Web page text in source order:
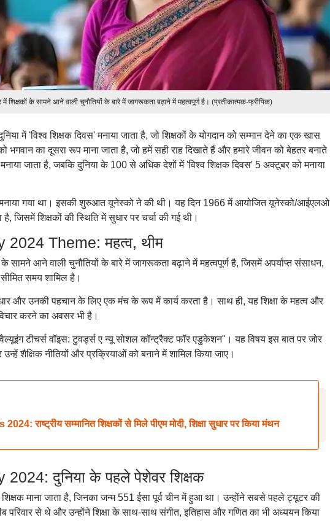
में शिक्षकों के सामने आने वाली चुनौतियों के बारे में जागरूकता बढ़ाने में महत्वपूर्ण है। (प्रतीकात्मक-फ्रीपिक)
में 'विश्व शिक्षक दिवस' मनाया जाता है, जो शिक्षकों के योगदान को सम्मान देने का एक खास
भगवान का दूसरा रूप माना जाता है, जो हमें सही राह दिखाते हैं और हमारे जीवन को बेहतर बनाते
जाता है, जबकि दुनिया के 100 से अधिक देशों में 'विश्व शिक्षक दिवस' 5 अक्टूबर को मनाया
मनाया गया था। इसकी शुरुआत यूनेस्को ने की थी। यह दिन 1966 में आयोजित यूनेस्को/आईएलओ
जिसमें शिक्षकों की स्थिति में सुधार पर चर्चा की गई थी।
Theme: महत्व, थीम
के सामने आने वाली चुनौतियों के बारे में जागरूकता बढ़ाने में महत्वपूर्ण है, जिसमें अपर्याप्त संसाधन,
समय शामिल है।
और उनकी पहचान के लिए एक मंच के रूप में कार्य करता है। साथ ही, यह शिक्षा के महत्व और
करने का अवसर भी है।
टीचर्स वॉइस: टुवर्ड्स ए न्यू सोशल कॉन्ट्रैक्ट फॉर एडुकेशन"। यह विषय इस बात पर जोर
शैक्षिक नीतियों और प्रक्रियाओं को बनाने में शामिल किया जाए।
राष्ट्रीय सम्मानित शिक्षकों से मिले पीएम मोदी, शिक्षा सुधार पर किया मंथन
दुनिया के पहले पेशेवर शिक्षक
माना जाता है, जिनका जन्म 551 ईसा पूर्व चीन में हुआ था। उन्होंने सबसे पहले ट्यूटर की
परिवार से थे और उन्होंने शिक्षा के साथ-साथ संगीत, इतिहास और गणित का भी अध्ययन किया